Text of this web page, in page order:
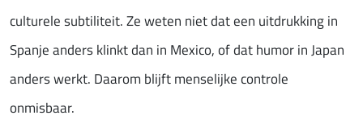
culturele subtiliteit. Ze weten niet dat een uitdrukking in
Spanje anders klinkt dan in Mexico, of dat humor in Japan
anders werkt. Daarom blijft menselijke controle
onmisbaar.